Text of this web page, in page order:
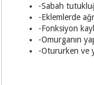
-Sabah
-Eklemlerde
-Fonksiyon
-Omurganın
-Otururken ve